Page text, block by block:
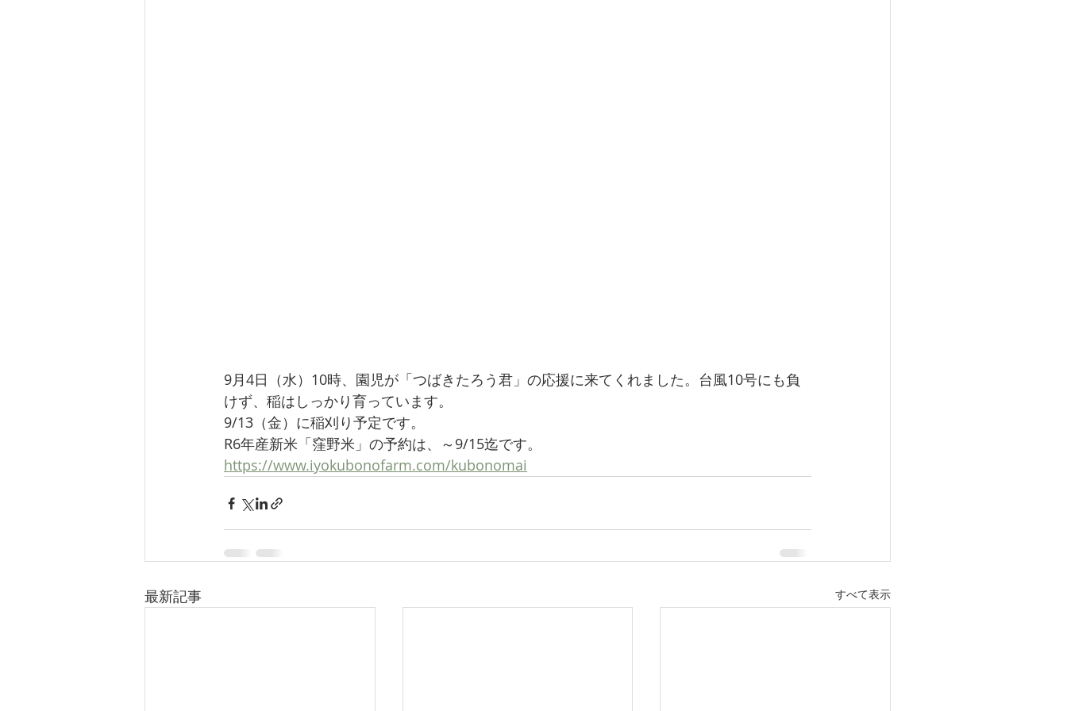
9月4日（水）10時、園児が「つばきたろう君」の応援に来てくれました。台風10号にも負
けず、稲はしっかり育っています。
9/13（金）に稲刈り予定です。
R6年産新米「窪野米」の予約は、～9/15迄です。
https://www.iyokubonofarm.com/kubonomai
最新記事 すべて表示